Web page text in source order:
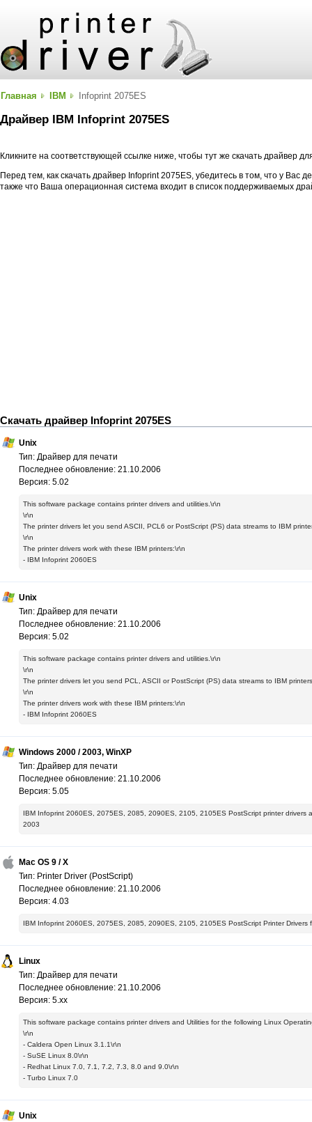
Главная IBM Infoprint 2075ES
Драйвер IBM Infoprint 2075ES
Кликните на соответствующей ссылке ниже, чтобы тут же скачать драйвер
Перед тем, как скачать драйвер Infoprint 2075ES, убедитесь в том, что у Вас
также что Ваша операционная система входит в список поддерживаемых
Скачать драйвер Infoprint 2075ES
Unix
Тип: Драйвер для печати
Последнее обновление: 21.10.2006
Версия: 5.02
This software package contains printer drivers and utilities.\r\n
\r\n
The printer drivers let you send ASCII, PCL6 or PostScript (PS) data streams to IBM
\r\n
The printer drivers work with these IBM printers:\r\n
- IBM Infoprint 2060ES
Unix
Тип: Драйвер для печати
Последнее обновление: 21.10.2006
Версия: 5.02
This software package contains printer drivers and utilities.\r\n
\r\n
The printer drivers let you send PCL, ASCII or PostScript (PS) data streams to IBM
\r\n
The printer drivers work with these IBM printers:\r\n
- IBM Infoprint 2060ES
Windows 2000 / 2003, WinXP
Тип: Драйвер для печати
Последнее обновление: 21.10.2006
Версия: 5.05
IBM Infoprint 2060ES, 2075ES, 2085, 2090ES, 2105, 2105ES PostScript printer drivers
2003
Mac OS 9 / X
Тип: Printer Driver (PostScript)
Последнее обновление: 21.10.2006
Версия: 4.03
IBM Infoprint 2060ES, 2075ES, 2085, 2090ES, 2105, 2105ES PostScript Printer
Linux
Тип: Драйвер для печати
Последнее обновление: 21.10.2006
Версия: 5.xx
This software package contains printer drivers and Utilities for the following Linux
\r\n
- Caldera Open Linux 3.1.1\r\n
- SuSE Linux 8.0\r\n
- Redhat Linux 7.0, 7.1, 7.2, 7.3, 8.0 and 9.0\r\n
- Turbo Linux 7.0
Unix